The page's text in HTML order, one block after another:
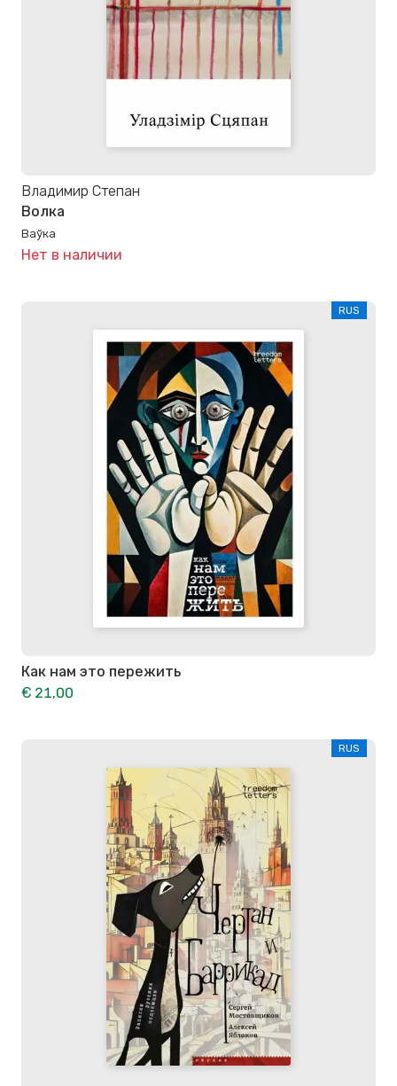
Владимир Степан
Волка
Ваўка
Нет в наличии
RUS
Как нам это пережить
€ 21,00
RUS